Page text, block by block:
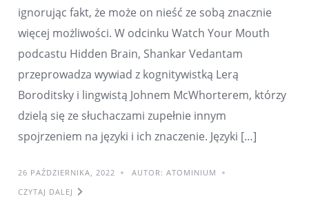
ignorując fakt, że może on nieść ze sobą znacznie
więcej możliwości. W odcinku Watch Your Mouth
podcastu Hidden Brain, Shankar Vedantam
przeprowadza wywiad z kognitywistką Lerą
Boroditsky i lingwistą Johnem McWhorterem, którzy
dzielą się ze słuchaczami zupełnie innym
spojrzeniem na języki i ich znaczenie. Języki […]
26 PAŹDZIERNIKA, 2022
AUTOR: ATOMINIUM
CZYTAJ DALEJ